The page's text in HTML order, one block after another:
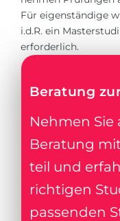
Für eigenständige
i.d.R. ein
erforderlich.
Beratung
Nehmen Sie
Beratung
teil und
richtigen
passenden